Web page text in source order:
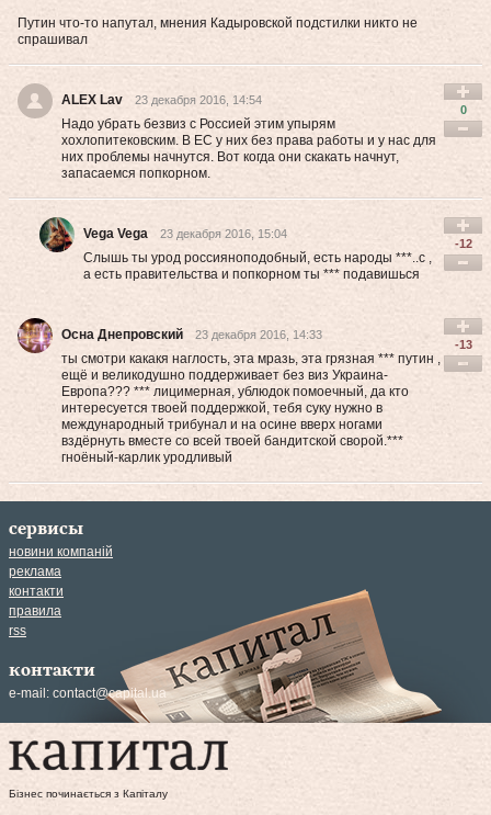
Путин что-то напутал, мнения Кадыровской подстилки никто не
спрашивал
ALEX Lav 23 декабря 2016, 14:54
Надо убрать безвиз с Россией этим упырям
хохлопитековским. В ЕС у них без права работы и у нас для
них проблемы начнутся. Вот когда они скакать начнут,
запасаемся попкорном.
0
Vega Vega 23 декабря 2016, 15:04
Слышь ты урод россияноподобный, есть народы ***..с ,
а есть правительства и попкорном ты *** подавишься
-12
Осна Днепровский 23 декабря 2016, 14:33
ты смотри какакя наглость, эта мразь, эта грязная *** путин ,
ещё и великодушно поддерживает без виз Украина-
Европа??? *** лицимерная, ублюдок помоечный, да кто
интересуется твоей поддержкой, тебя суку нужно в
международный трибунал и на осине вверх ногами
вздёрнуть вместе со всей твоей бандитской сворой.***
гноёный-карлик уродливый
-13
сервисы
новини компаній
реклама
контакти
правила
rss
контакти
e-mail: contact@capital.ua
Бізнес починається з Капіталу